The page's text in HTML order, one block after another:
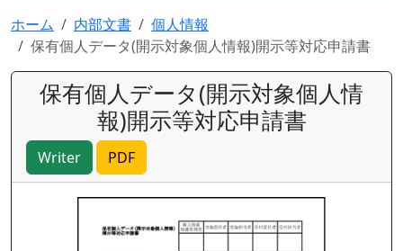
ホーム 内部文書
個人情報
保有個人データ(開示対象個人情報)開示等対応申請書
保有個人データ(開示対象個人情
報)開示等対応申請書
Writer PDF